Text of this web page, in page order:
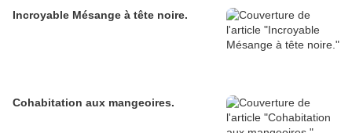
Incroyable Mésange à tête noire.
Cohabitation aux mangeoires.